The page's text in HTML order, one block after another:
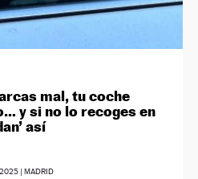
mal, tu coche
y si no lo recoges en
así
| MADRID